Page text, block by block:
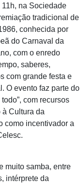
na Sociedade
tradicional de
conhecida por
do Carnaval da
com o enredo
saberes,
com grande festa e
O evento faz parte do
com recursos
Cultura da
como incentivador a
muito samba, entre
intérprete da